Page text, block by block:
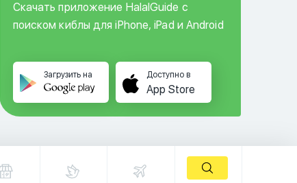
Скачать приложение HalalGuide с
поиском киблы для iPhone, iPad и Android
Загрузить на Доступно в
App Store